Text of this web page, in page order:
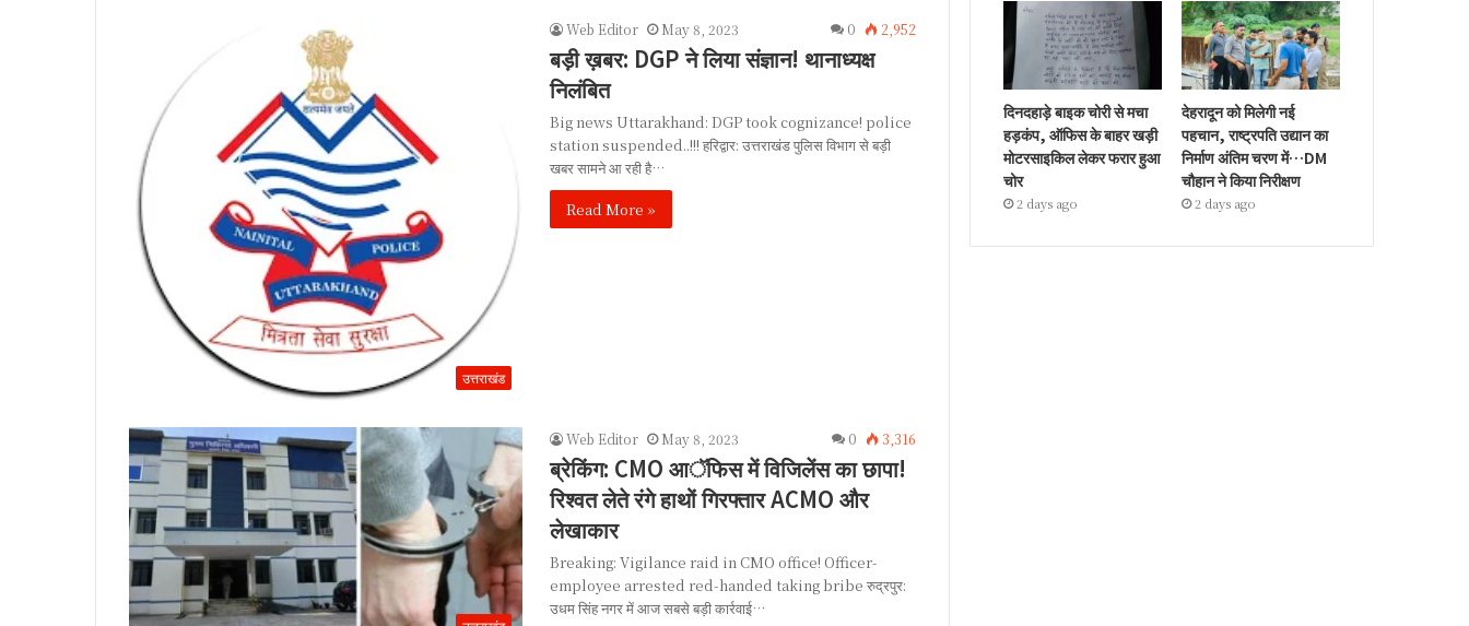
उत्तराखंड
Web Editor May 8, 2023 0 2,952
बड़ी ख़बर: DGP ने लिया संज्ञान! थानाध्यक्ष
निलंबित
Big news Uttarakhand: DGP took cognizance! police
station suspended..!!! हरिद्वार: उत्तराखंड पुलिस विभाग से बड़ी
खबर सामने आ रही है…
Read More »
Web Editor May 8, 2023 0 3,316
ब्रेकिंग: CMO आॅफिस में विजिलेंस का छापा!
रिश्वत लेते रंगे हाथों गिरफ्तार ACMO और
लेखाकार
Breaking: Vigilance raid in CMO office! Officer-
employee arrested red-handed taking bribe रुद्रपुर:
उधम सिंह नगर में आज सबसे बड़ी कार्रवाई…
दिनदहाड़े बाइक चोरी से मचा
हड़कंप, ऑफिस के बाहर खड़ी
मोटरसाइकिल लेकर फरार हुआ
चोर
2 days ago
देहरादून को मिलेगी नई
पहचान, राष्ट्रपति उद्यान का
निर्माण अंतिम चरण में…DM
चौहान ने किया निरीक्षण
2 days ago